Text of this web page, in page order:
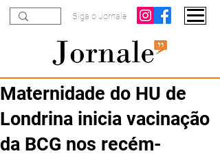
Siga o Jornale
Maternidade do HU de
Londrina inicia vacinação
da BCG nos recém-